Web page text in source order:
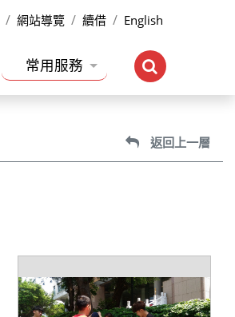
網站導覽 續借 English
常用服務
返回上一層